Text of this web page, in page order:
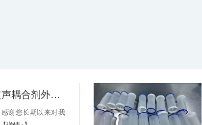
关于消毒型医用超声耦合剂外包装装箱方式变更的通知-武汉耦合医学
谢您长期以来对我